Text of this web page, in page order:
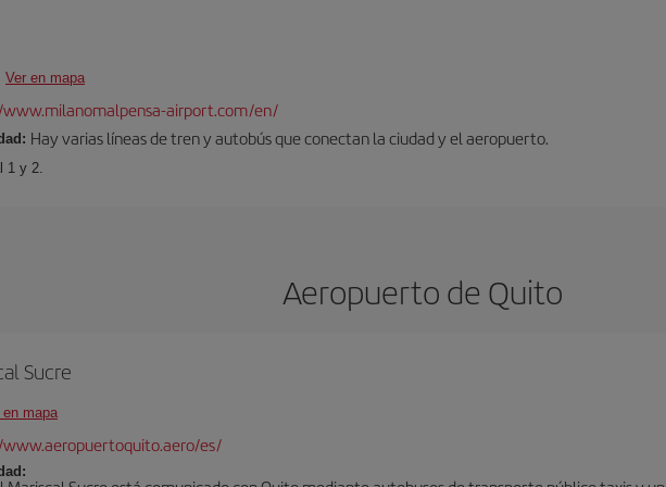
Ver en mapa
airport.com/en/
Hay varias líneas de tren y autobús que conectan la ciudad y el aeropuerto.
1 y 2.
Aeropuerto de Quito
Sucre
en mapa
es/